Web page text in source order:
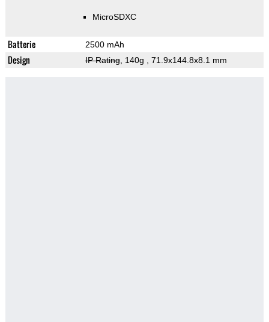
MicroSDXC
Batterie 2500 mAh
Design IP Rating, 140g , 71.9x144.8x8.1 mm